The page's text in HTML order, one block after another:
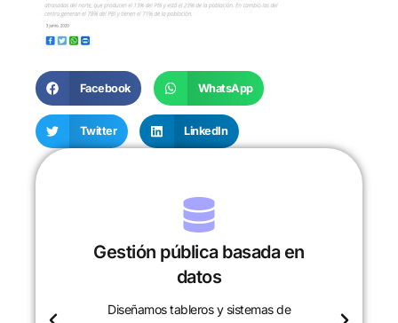
Facebook WhatsApp
Twitter LinkedIn
Gestión pública basada en
datos
Diseñamos tableros y sistemas de